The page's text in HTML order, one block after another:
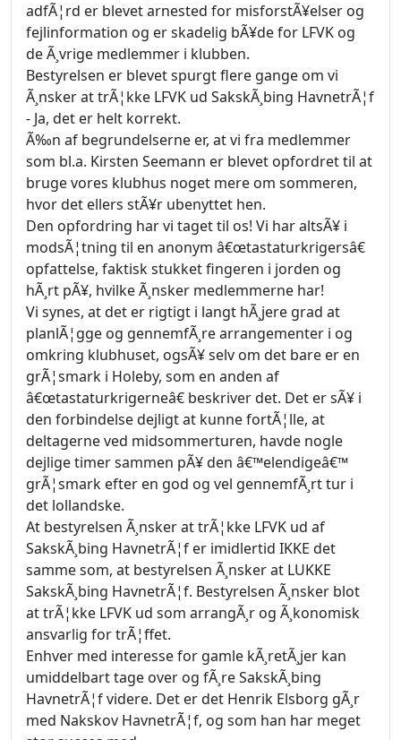
adfÃ¦rd er blevet arnested for misforstÃ¥elser og
fejlinformation og er skadelig bÃ¥de for LFVK og
de Ã¸vrige medlemmer i klubben.
Bestyrelsen er blevet spurgt flere gange om vi
Ã¸nsker at trÃ¦kke LFVK ud SakskÃ¸bing HavnetrÃ¦f
- Ja, det er helt korrekt.
Ã‰n af begrundelserne er, at vi fra medlemmer
som bl.a. Kirsten Seemann er blevet opfordret til at
bruge vores klubhus noget mere om sommeren,
hvor det ellers stÃ¥r ubenyttet hen.
Den opfordring har vi taget til os! Vi har altsÃ¥ i
modsÃ¦tning til en anonym â€œtastaturkrigersâ€
opfattelse, faktisk stukket fingeren i jorden og
hÃ¸rt pÃ¥, hvilke Ã¸nsker medlemmerne har!
Vi synes, at det er rigtigt i langt hÃ¸jere grad at
planlÃ¦gge og gennemfÃ¸re arrangementer i og
omkring klubhuset, ogsÃ¥ selv om det bare er en
grÃ¦smark i Holeby, som en anden af
â€œtastaturkrigerneâ€ beskriver det. Det er sÃ¥ i
den forbindelse dejligt at kunne fortÃ¦lle, at
deltagerne ved midsommerturen, havde nogle
dejlige timer sammen pÃ¥ den â€™elendigeâ€™
grÃ¦smark efter en god og vel gennemfÃ¸rt tur i
det lollandske.
At bestyrelsen Ã¸nsker at trÃ¦kke LFVK ud af
SakskÃ¸bing HavnetrÃ¦f er imidlertid IKKE det
samme som, at bestyrelsen Ã¸nsker at LUKKE
SakskÃ¸bing HavnetrÃ¦f. Bestyrelsen Ã¸nsker blot
at trÃ¦kke LFVK ud som arrangÃ¸r og Ã¸konomisk
ansvarlig for trÃ¦ffet.
Enhver med interesse for gamle kÃ¸retÃ¸jer kan
umiddelbart tage over og fÃ¸re SakskÃ¸bing
HavnetrÃ¦f videre. Det er det Henrik Elsborg gÃ¸r
med Nakskov HavnetrÃ¦f, og som han har meget